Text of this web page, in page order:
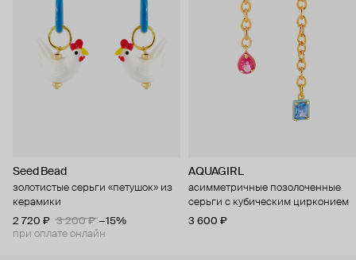
Seed Bead
золотистые серьги «петушок» из
керамики
2 720 ₽
3 200 ₽ −15%
при оплате онлайн
AQUAGIRL
асимметричные позолоченные
серьги с кубическим цирконием
3 600 ₽